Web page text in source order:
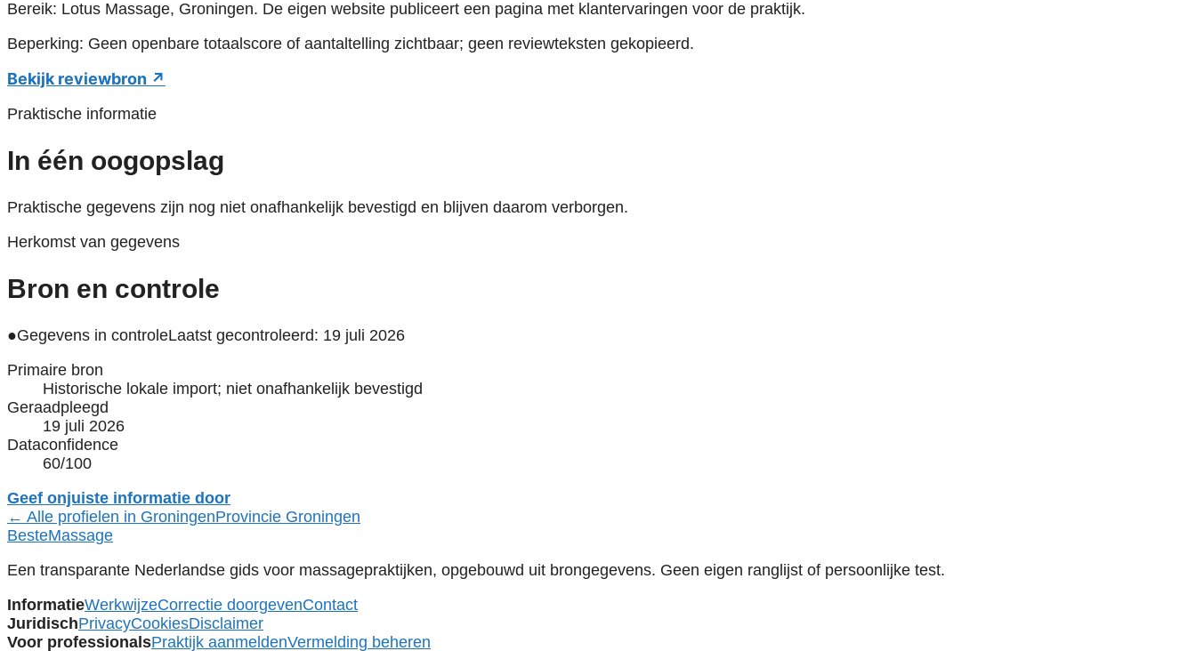
Bereik: Lotus Massage, Groningen. De eigen website publiceert een pagina met klantervaringen voor de praktijk.
Beperking: Geen openbare totaalscore of aantaltelling zichtbaar; geen reviewteksten gekopieerd.
Bekijk reviewbron ↗
Praktische informatie
In één oogopslag
Praktische gegevens zijn nog niet onafhankelijk bevestigd en blijven daarom verborgen.
Herkomst van gegevens
Bron en controle
●Gegevens in controleLaatst gecontroleerd: 19 juli 2026
Primaire bron
Historische lokale import; niet onafhankelijk bevestigd
Geraadpleegd
19 juli 2026
Dataconfidence
60/100
Geef onjuiste informatie door
← Alle profielen in GroningenProvincie Groningen
BesteMassage
Een transparante Nederlandse gids voor massagepraktijken, opgebouwd uit brongegevens. Geen eigen ranglijst of persoonlijke test.
InformatieWerkwijzeCorrectie doorgevenContact
JuridischPrivacyCookiesDisclaimer
Voor professionalsPraktijk aanmeldenVermelding beheren